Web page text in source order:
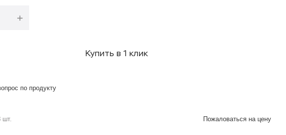
+
Купить в 1 клик
по продукту
шт. Пожаловаться на цену